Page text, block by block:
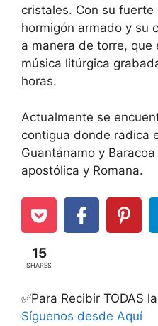
cristales. Con su
hormigón armado y su
a manera de torre,
música litúrgica
horas.
Actualmente se
contigua donde radica
Guantánamo y
apostólica y Romana.
15
SHARES
✅Para Recibir TODAS
Síguenos desde Aquí